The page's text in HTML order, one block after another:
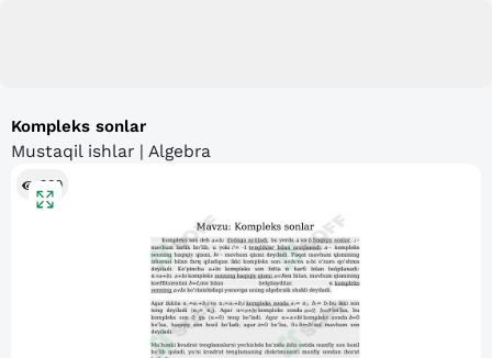
Kompleks sonlar
Mustaqil ishlar | Algebra
309